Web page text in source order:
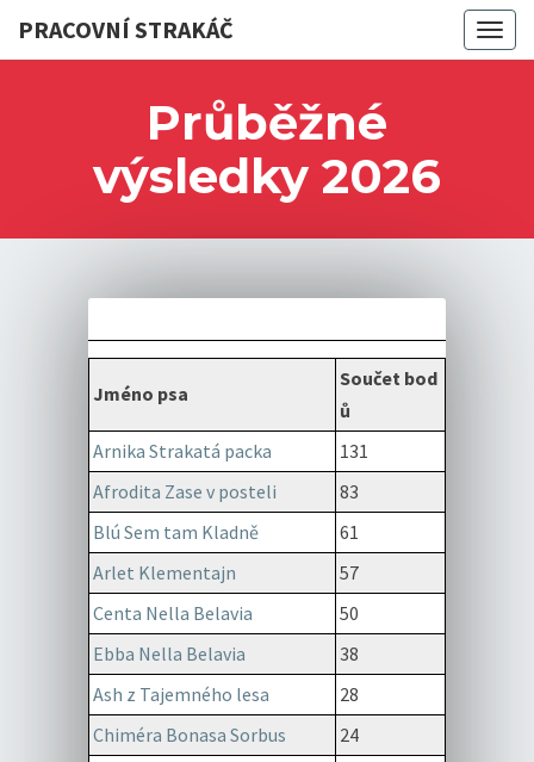
PRACOVNÍ STRAKÁČ
Průběžné
výsledky 2026
Jméno psa
Součet bod
ů
Arnika Strakatá packa
131
Afrodita Zase v posteli
83
Blú Sem tam Kladně
61
Arlet Klementajn
57
Centa Nella Belavia
50
Ebba Nella Belavia
38
Ash z Tajemného lesa
28
Chiméra Bonasa Sorbus
24